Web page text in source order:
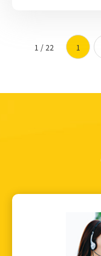
1 / 22 1